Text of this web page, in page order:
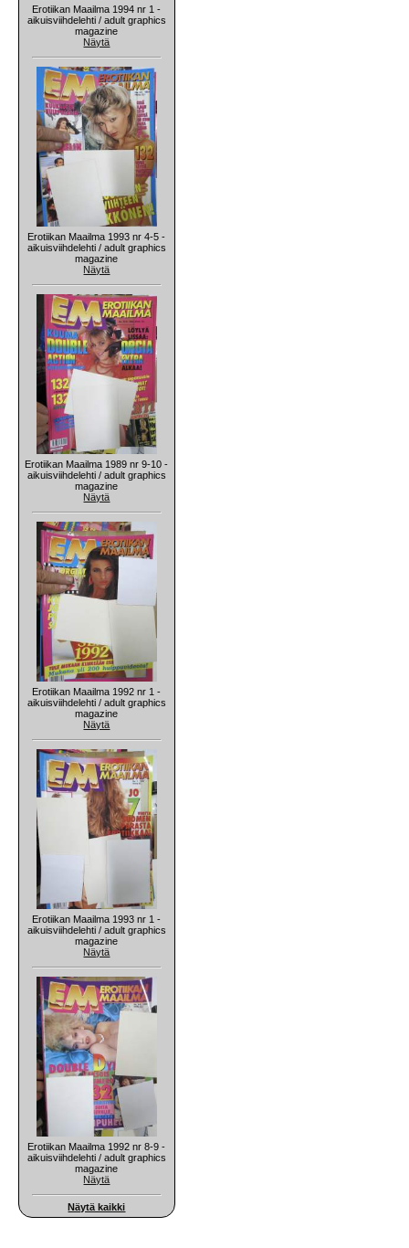
Erotiikan Maailma 1994 nr 1 -
aikuisviihdelehti / adult graphics
magazine
Näytä
Erotiikan Maailma 1993 nr 4-5 -
aikuisviihdelehti / adult graphics
magazine
Näytä
Erotiikan Maailma 1989 nr 9-10 -
aikuisviihdelehti / adult graphics
magazine
Näytä
Erotiikan Maailma 1992 nr 1 -
aikuisviihdelehti / adult graphics
magazine
Näytä
Erotiikan Maailma 1993 nr 1 -
aikuisviihdelehti / adult graphics
magazine
Näytä
Erotiikan Maailma 1992 nr 8-9 -
aikuisviihdelehti / adult graphics
magazine
Näytä
Näytä kaikki